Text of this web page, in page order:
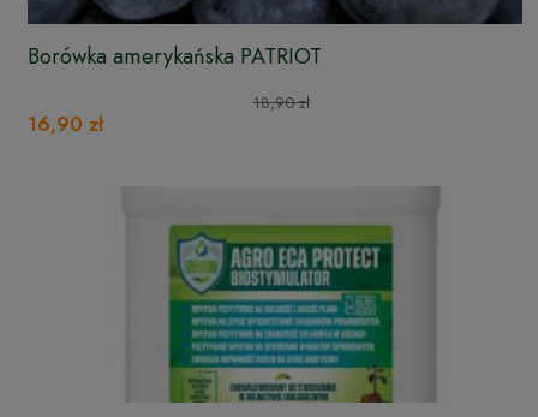
Borówka amerykańska PATRIOT
18,90 zł
16,90 zł